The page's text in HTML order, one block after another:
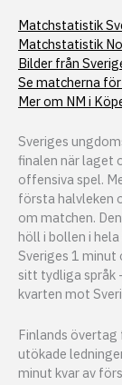
Matchstatistik
Matchstatistik
Bilder från
Se matcherna
Mer om NM i
Sveriges
finalen när laget
offensiva spel.
första halvleken
om matchen.
höll i bollen i
Sveriges 1 minut
sitt tydliga språk
kvarten mot
Finlands övertag
utökade
minut kvar av